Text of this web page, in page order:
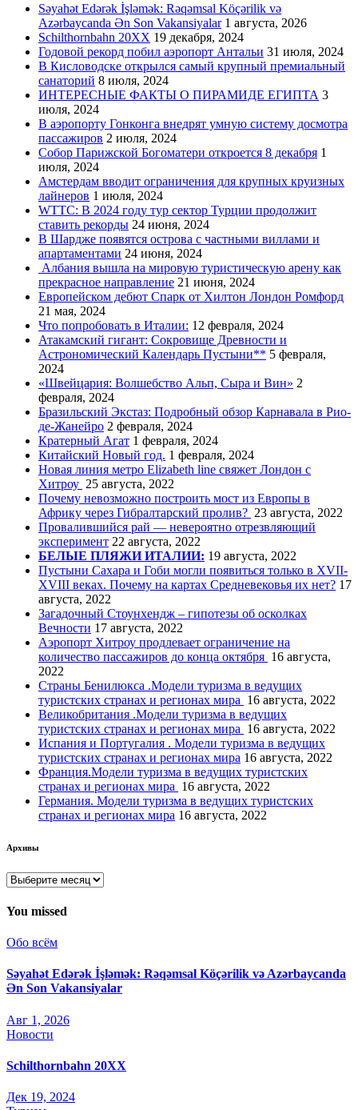
Səyahət Edərək İşləmək: Rəqəmsal Köçərilik və
Azərbaycanda Ən Son Vakansiyalar 1 августа, 2026
Schilthornbahn 20XX 19 декабря, 2024
Годовой рекорд побил аэропорт Антальи 31 июля, 2024
В Кисловодске открылся самый крупный премиальный
санаторий 8 июля, 2024
ИНТЕРЕСНЫЕ ФАКТЫ О ПИРАМИДЕ ЕГИПТА 3
июля, 2024
В аэропорту Гонконга внедрят умную систему досмотра
пассажиров 2 июля, 2024
Собор Парижской Богоматери откроется 8 декабря 1
июля, 2024
Амстердам вводит ограничения для крупных круизных
лайнеров 1 июля, 2024
WTTC: В 2024 году тур сектор Турции продолжит
ставить рекорды 24 июня, 2024
В Шардже появятся острова с частными виллами и
апартаментами 24 июня, 2024
Албания вышла на мировую туристическую арену как
прекрасное направление 21 июня, 2024
Европейском дебют Спарк от Хилтон Лондон Ромфорд
21 мая, 2024
Что попробовать в Италии: 12 февраля, 2024
Атакамский гигант: Сокровище Древности и
Астрономический Календарь Пустыни** 5 февраля,
2024
«Швейцария: Волшебство Альп, Сыра и Вин» 2
февраля, 2024
Бразильский Экстаз: Подробный обзор Карнавала в Рио-
де-Жанейро 2 февраля, 2024
Кратерный Агат 1 февраля, 2024
Китайский Новый год. 1 февраля, 2024
Новая линия метро Elizabeth line свяжет Лондон с
Хитроу 25 августа, 2022
Почему невозможно построить мост из Европы в
Африку через Гибралтарский пролив? 23 августа, 2022
Провалившийся рай — невероятно отрезвляющий
эксперимент 22 августа, 2022
БЕЛЫЕ ПЛЯЖИ ИТАЛИИ: 19 августа, 2022
Пустыни Сахара и Гоби могли появиться только в XVII-
XVIII веках. Почему на картах Средневековья их нет? 17
августа, 2022
Загадочный Стоунхендж – гипотезы об осколках
Вечности 17 августа, 2022
Аэропорт Хитроу продлевает ограничение на
количество пассажиров до конца октября 16 августа,
2022
Страны Бенилюкса .Модели туризма в ведущих
туристских странах и регионах мира 16 августа, 2022
Великобритания .Модели туризма в ведущих
туристских странах и регионах мира 16 августа, 2022
Испания и Португалия . Модели туризма в ведущих
туристских странах и регионах мира 16 августа, 2022
Франция.Модели туризма в ведущих туристских
странах и регионах мира 16 августа, 2022
Германия. Модели туризма в ведущих туристских
странах и регионах мира 16 августа, 2022
Архивы
Архивы
You missed
Обо всём
Səyahət Edərək İşləmək: Rəqəmsal Köçərilik və Azərbaycanda
Ən Son Vakansiyalar
Авг 1, 2026
Новости
Schilthornbahn 20XX
Дек 19, 2024